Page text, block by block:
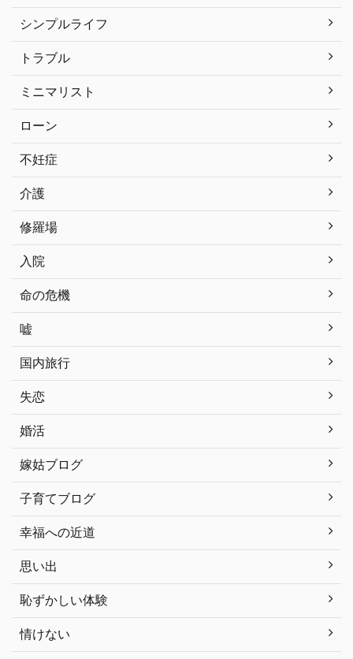
シンプルライフ
トラブル
ミニマリスト
ローン
不妊症
介護
修羅場
入院
命の危機
嘘
国内旅行
失恋
婚活
嫁姑ブログ
子育てブログ
幸福への近道
思い出
恥ずかしい体験
情けない